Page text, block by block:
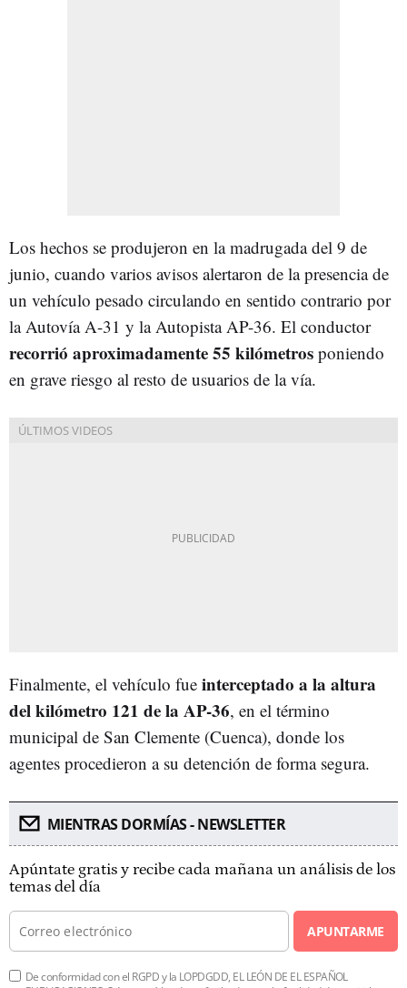
Los hechos se produjeron en la madrugada del 9 de
junio, cuando varios avisos alertaron de la presencia de
un vehículo pesado circulando en sentido contrario por
la Autovía A-31 y la Autopista AP-36. El conductor
recorrió aproximadamente 55 kilómetros poniendo
en grave riesgo al resto de usuarios de la vía.
Finalmente, el vehículo fue interceptado a la altura
del kilómetro 121 de la AP-36, en el término
municipal de San Clemente (Cuenca), donde los
agentes procedieron a su detención de forma segura.
MIENTRAS DORMÍAS - NEWSLETTER
Apúntate gratis y recibe cada mañana un análisis de los
temas del día
APUNTARME
De conformidad con el RGPD y la LOPDGDD, EL LEÓN DE EL ESPAÑOL